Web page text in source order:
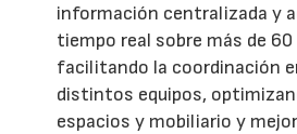
información centralizada y
tiempo real sobre más de
facilitando la coordinación
distintos equipos,
espacios y mobiliario y